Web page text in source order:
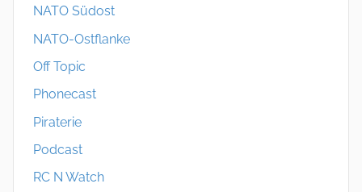
NATO Südost
NATO-Ostflanke
Off Topic
Phonecast
Piraterie
Podcast
RC N Watch